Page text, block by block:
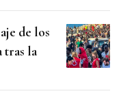
de los
tras la